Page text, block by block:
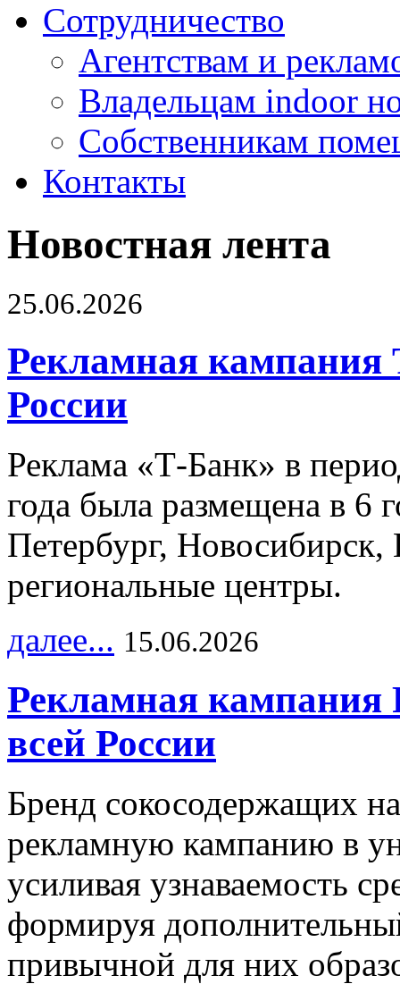
Сотрудничество
Агентствам и
Владельцам indoor
Собственникам
Контакты
Новостная лента
25.06.2026
Рекламная кампания
России
Реклама «Т-Банк» в
года была размещена в 6
Петербург,
региональные центры.
далее... 15.06.2026
Рекламная
всей России
Бренд сокосодержащих
рекламную кампанию в
усиливая узнаваемость
формируя
привычной для них